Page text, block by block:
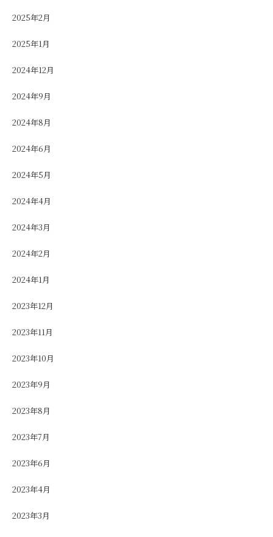
2025年2月
2025年1月
2024年12月
2024年9月
2024年8月
2024年6月
2024年5月
2024年4月
2024年3月
2024年2月
2024年1月
2023年12月
2023年11月
2023年10月
2023年9月
2023年8月
2023年7月
2023年6月
2023年4月
2023年3月